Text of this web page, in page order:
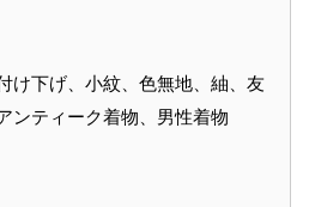
け下げ、小紋、色無地、紬、友
ンティーク着物、男性着物